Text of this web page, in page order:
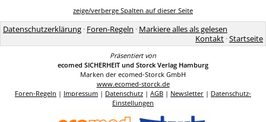
zeige/verberge Spalten auf dieser Seite
Datenschutzerklärung · Foren-Regeln · Markiere alles als gelesen
Kontakt ·Startseite
Präsentiert von
ecomed SICHERHEIT und Storck Verlag Hamburg
Marken der ecomed-Storck GmbH
www.ecomed-storck.de
Foren-Regeln | Impressum | Datenschutz | AGB | Newsletter | Datenschutz-
Einstellungen